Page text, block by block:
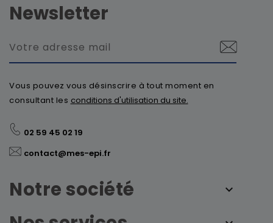
Newsletter
Vous pouvez vous désinscrire à tout moment en
consultant les conditions d'utilisation du site.
02 59 45 02 19
contact@mes-epi.fr
Notre société